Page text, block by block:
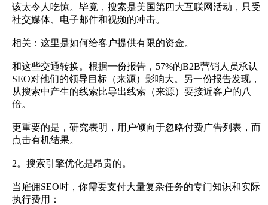
该太令人吃惊。毕竟，搜索是美国第四大互联网活动，只受
社交媒体、电子邮件和视频的冲击。
相关：这里是如何给客户提供有限的资金。
和这些交通转换。根据一份报告，57%的B2B营销人员承认
SEO对他们的领导目标（来源）影响大。另一份报告发现，
从搜索中产生的线索比导出线索（来源）要接近客户的八
倍。
更重要的是，研究表明，用户倾向于忽略付费广告列表，而
点击有机结果。
2。搜索引擎优化是昂贵的。
当雇佣SEO时，你需要支付大量复杂任务的专门知识和实际
执行费用：